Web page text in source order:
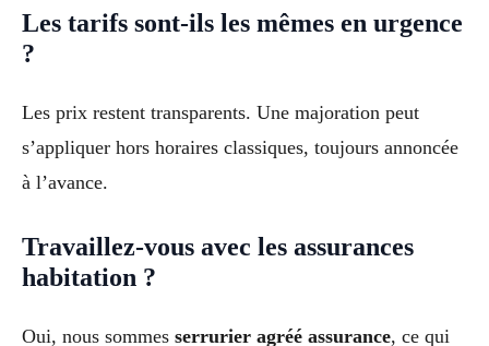
Les tarifs sont-ils les mêmes en urgence
?
Les prix restent transparents. Une majoration peut
s’appliquer hors horaires classiques, toujours annoncée
à l’avance.
Travaillez-vous avec les assurances
habitation ?
Oui, nous sommes serrurier agréé assurance, ce qui